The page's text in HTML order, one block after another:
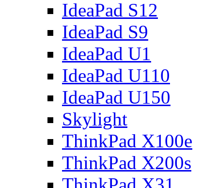
IdeaPad S12
IdeaPad S9
IdeaPad U1
IdeaPad U110
IdeaPad U150
Skylight
ThinkPad X100e
ThinkPad X200s